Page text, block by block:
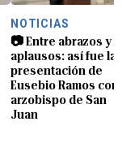
NOTICIAS
📷 Entre abrazos y
aplausos: así fue la
presentación de
Eusebio Ramos
arzobispo de San
Juan